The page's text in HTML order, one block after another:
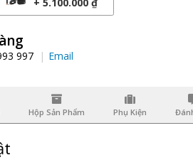
997 Email
Hộp Sản Phẩm Phụ Kiện